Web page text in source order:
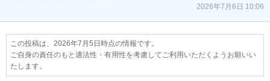
2026年7月6日 10:06
この投稿は、2026年7月5日時点の情報です。
ご自身の責任のもと適法性・有用性を考慮してご利用いただくようお願いい
たします。